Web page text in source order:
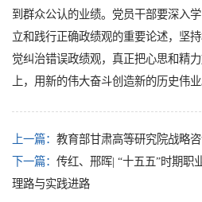
到群众公认的业绩。党员干部要深入
立和践行正确政绩观的重要论述，坚
觉纠治错误政绩观，真正把心思和精
上，用新的伟大奋斗创造新的历史伟业
上一篇： 教育部甘肃高等研究院战略
下一篇： 传红、邢晖| “十五五”时期职
理路与实践进路